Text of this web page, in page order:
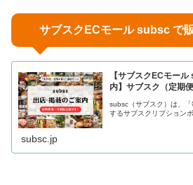
サブスクECモール subsc で
【サブスクECモー
内】サブスク（定期
subsc（サブスク）は、
するサブスクリプション
subsc.jp